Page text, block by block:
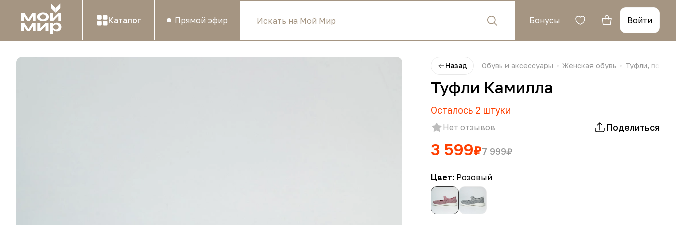
Каталог Прямой эфир Бонусы Войти
Назад Обувь и аксессуары Женская обувь Туфли,
Туфли Камилла
Осталось 2 штуки
Нет отзывов Поделиться
3 599₽7 999₽
Цвет: Розовый